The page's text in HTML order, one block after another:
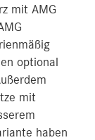
mit AMG
optional
mit
haben